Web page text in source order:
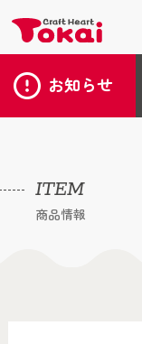
お知らせ
ITEM
商品情報